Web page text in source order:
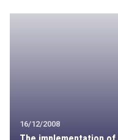
16/12/2008